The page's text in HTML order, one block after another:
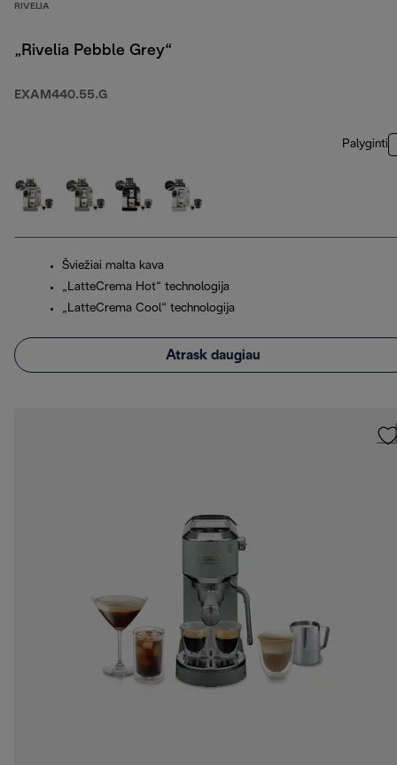
RIVELIA
„Rivelia Pebble Grey“
EXAM440.55.G
Palyginti
Šviežiai malta kava
„LatteCrema Hot“ technologija
„LatteCrema Cool“ technologija
Atrask daugiau